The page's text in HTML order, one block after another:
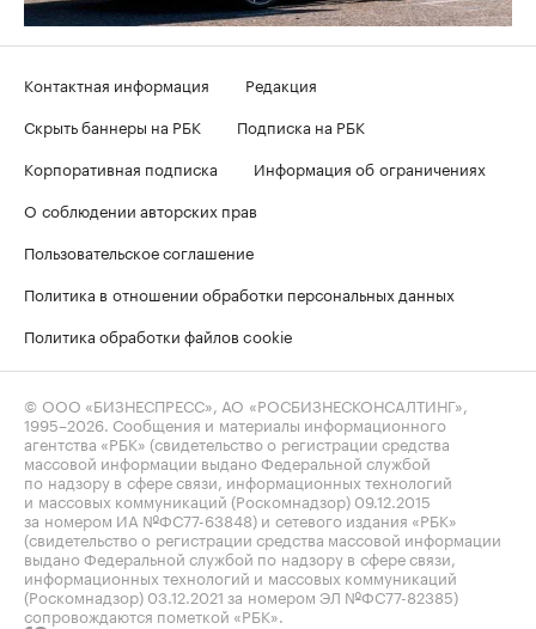
Контактная информация
Редакция
Скрыть баннеры на РБК
Подписка на РБК
Корпоративная подписка
Информация об ограничениях
О соблюдении авторских прав
Пользовательское соглашение
Политика в отношении обработки персональных данных
Политика обработки файлов cookie
© ООО «БИЗНЕСПРЕСС», АО «РОСБИЗНЕСКОНСАЛТИНГ»,
1995–2026 . Сообщения и материалы информационного
агентства «РБК» (свидетельство о регистрации средства
массовой информации выдано Федеральной службой
по надзору в сфере связи, информационных технологий
и массовых коммуникаций (Роскомнадзор) 09.12.2015
за номером ИА №ФС77-63848) и сетевого издания «РБК»
(свидетельство о регистрации средства массовой информации
выдано Федеральной службой по надзору в сфере связи,
информационных технологий и массовых коммуникаций
(Роскомнадзор) 03.12.2021 за номером ЭЛ №ФС77-82385)
сопровождаются пометкой «РБК».